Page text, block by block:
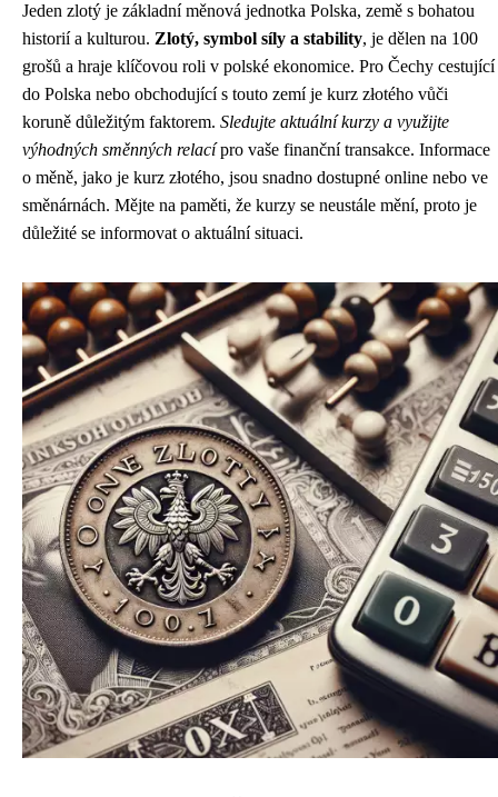
Jeden zlotý je základní měnová jednotka Polska, země s bohatou
historií a kulturou. Zlotý, symbol síly a stability, je dělen na 100
grošů a hraje klíčovou roli v polské ekonomice. Pro Čechy cestující
do Polska nebo obchodující s touto zemí je kurz złotého vůči
koruně důležitým faktorem. Sledujte aktuální kurzy a využijte
výhodných směnných relacípro vaše finanční transakce. Informace
o měně, jako je kurz złotého, jsou snadno dostupné online nebo ve
směnárnách. Mějte na paměti, že kurzy se neustále mění, proto je
důležité se informovat o aktuální situaci.